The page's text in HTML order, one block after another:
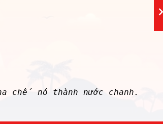
chế nó thành nước chanh.